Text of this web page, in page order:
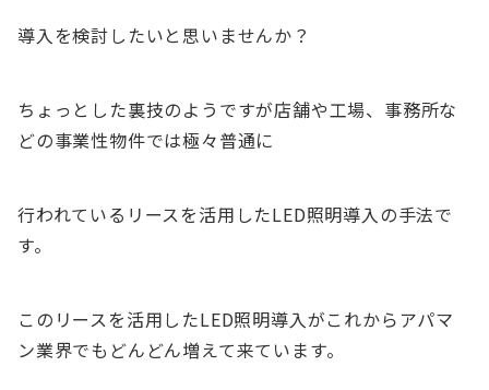
導入を検討したいと思いませんか？
ちょっとした裏技のようですが店舗や工場、事務所な
どの事業性物件では極々普通に
行われているリースを活用したLED照明導入の手法で
す。
このリースを活用したLED照明導入がこれからアパマ
ン業界でもどんどん増えて来ています。